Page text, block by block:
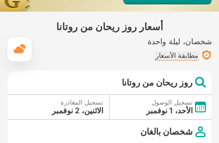
أسعار روز ريحان من روتانا
شخصان ليلة واحدة
مطابقة الأسعار
روز ريحان من روتانا
تسجيل الوصول
الأحد، 1 نوفمبر
تسجيل المغادرة
الاثنين، 2 نوفمبر
شخصان بالغان